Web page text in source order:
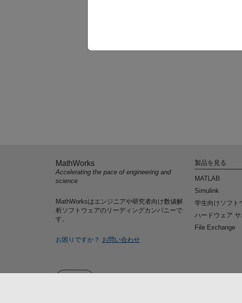
MathWorks
Accelerating the pace of engineering and
science
MathWorksはエンジニアや研究者向け数値解
析ソフトウェアのリーディングカンパニーで
す。
お困りですか？ お問い合わせ
製品を見る
MATLAB
Simulink
学生向けソフト
ハードウェア サ
File Exchange